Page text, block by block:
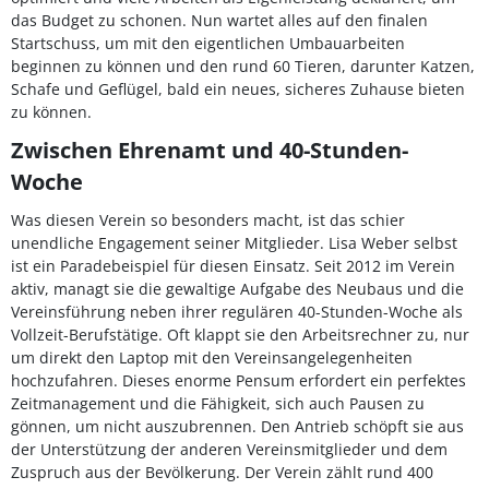
das Budget zu schonen. Nun wartet alles auf den finalen
Startschuss, um mit den eigentlichen Umbauarbeiten
beginnen zu können und den rund 60 Tieren, darunter Katzen,
Schafe und Geflügel, bald ein neues, sicheres Zuhause bieten
zu können.
Zwischen Ehrenamt und 40-Stunden-
Woche
Was diesen Verein so besonders macht, ist das schier
unendliche Engagement seiner Mitglieder. Lisa Weber selbst
ist ein Paradebeispiel für diesen Einsatz. Seit 2012 im Verein
aktiv, managt sie die gewaltige Aufgabe des Neubaus und die
Vereinsführung neben ihrer regulären 40-Stunden-Woche als
Vollzeit-Berufstätige. Oft klappt sie den Arbeitsrechner zu, nur
um direkt den Laptop mit den Vereinsangelegenheiten
hochzufahren. Dieses enorme Pensum erfordert ein perfektes
Zeitmanagement und die Fähigkeit, sich auch Pausen zu
gönnen, um nicht auszubrennen. Den Antrieb schöpft sie aus
der Unterstützung der anderen Vereinsmitglieder und dem
Zuspruch aus der Bevölkerung. Der Verein zählt rund 400